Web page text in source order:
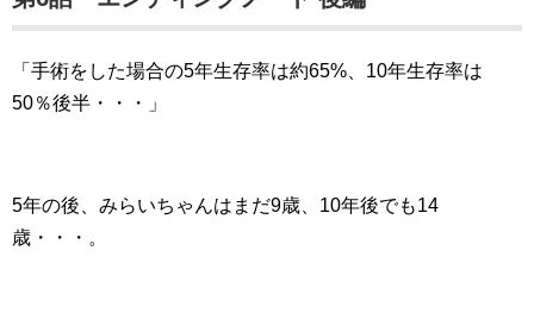
「手術をした場合の5年生存率は約65%、10年生存率は
50％後半・・・」
5年の後、みらいちゃんはまだ9歳、10年後でも14
歳・・・。